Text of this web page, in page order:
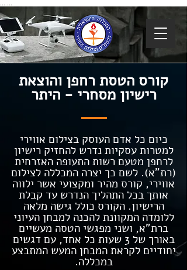
קורס הטסת רחפן והוצאת
רישיון מסחרי - היתר
כיום כל אדם העוסק בצילום אווירי
למטרות עסקיות נדרש להחזיק רישיון
לרחפן מטעם רשות התעופה האזרחית
(רת"א). לשם כך יצרה המכללה לצילום
אווירי, קורס מהיר ומקצועי אשר ילווה
אותך בכל התהליך הנדרש עד קבלת
הרישיון. הקורס כולל גישה מלאה
ללומדה המקוונת להכנה למבחן העיוני
ברת"א, ושני מפגשי הטסה מעשיים
באורך של 3 שעות כל אחד, עם דגשים
יחודיים לקראת המבחן המעש המתבצע
במכללה.